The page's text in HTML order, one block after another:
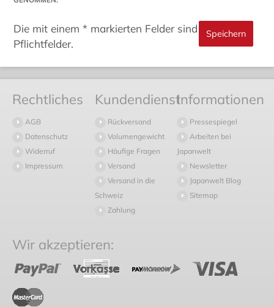
Die mit einem * markierten Felder sind
Pflichtfelder.
Rechtliches
AGB
Datenschutz
Widerruf
Impressum
Kundendienst
Rückversand
Volumengewicht
Häufige Fragen
Versand
Versand in die
Schweiz
Zahlung
Informationen
Pressespiegel
Arbeiten bei
Japanwelt
Newsletter
Japanwelt Blog
Sitemap
Wir akzeptieren: